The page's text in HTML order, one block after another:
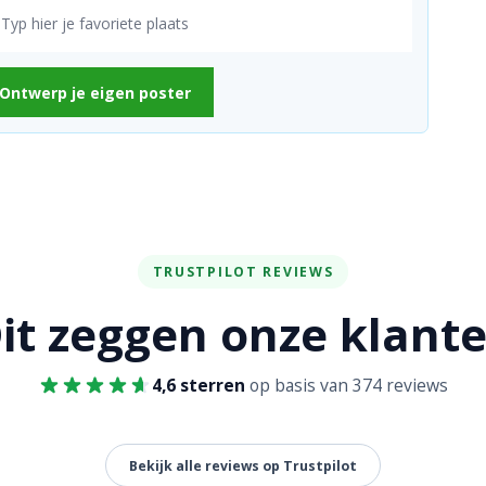
Ontwerp je eigen poster
TRUSTPILOT REVIEWS
zeggen onze
4,6 sterren op basis van 374 reviews
Bekijk alle reviews op Trustpilot